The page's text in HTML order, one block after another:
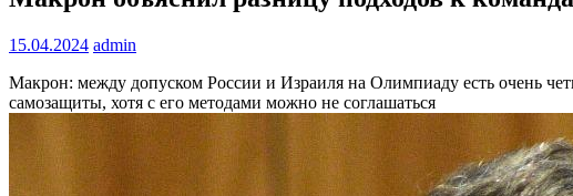
15.04.2024 admin
Макрон: между допуском России и Израиля на Олимпиаду есть очень
самозащиты, хотя с его методами можно не соглашаться